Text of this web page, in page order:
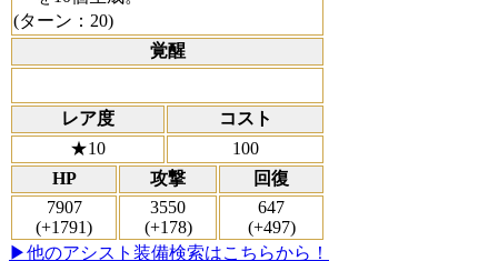
(ターン：20)
覚醒
レア度
コスト
★10
100
HP
攻撃
回復
7907
(+1791)
3550
(+178)
647
(+497)
▶他のアシスト装備検索はこちらから！